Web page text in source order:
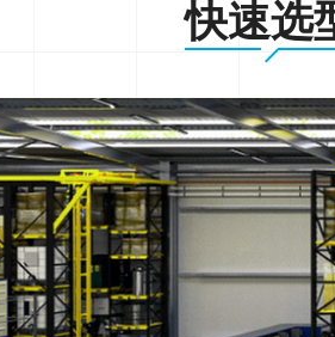
快速选